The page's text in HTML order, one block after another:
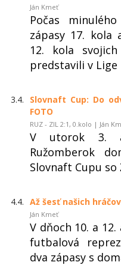
Ján Kmeť
Počas
zápasy 17.
12. kola
predstavili v
3.4.
Slovnaft Cup: Do
FOTO
RUZ - ZIL 2:1, 0.kolo | Ján
V utorok 3.
Ružomberok
Slovnaft Cupu so
4.4. Až šesť našich
Ján Kmeť
V dňoch 10. a
futbalová
dva zápasy s